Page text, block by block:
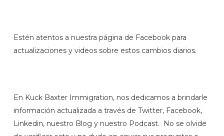
Estén atentos a nuestra página de Facebook para
actualizaciones y videos sobre estos cambios diarios.
En Kuck Baxter Immigration, nos dedicamos a brindarle
información actualizada a través de Twitter, Facebook,
Linkedin, nuestro Blog y nuestro Podcast. No se olvide